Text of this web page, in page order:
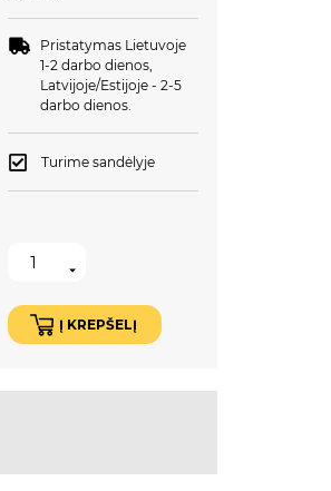
Pristatymas Lietuvoje
1-2 darbo dienos,
Latvijoje/Estijoje - 2-5
darbo dienos.
Turime sandėlyje
Į KREPŠELĮ